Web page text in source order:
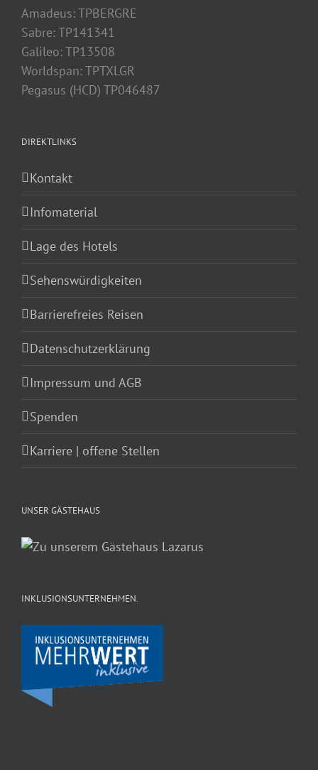
Amadeus: TPBERGRE
Sabre: TP141341
Galileo: TP13508
Worldspan: TPTXLGR
Pegasus (HCD) TP046487
DIREKTLINKS
Kontakt
Infomaterial
Lage des Hotels
Sehenswürdigkeiten
Barrierefreies Reisen
Datenschutzerklärung
Impressum und AGB
Spenden
Karriere | offene Stellen
UNSER GÄSTEHAUS
INKLUSIONSUNTERNEHMEN.